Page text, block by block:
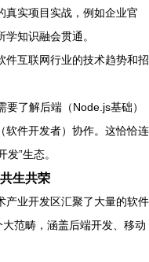
真实项目实战，例如企业官
知识融会贯通。
件互联网行业的技术趋势和招
要了解后端（Node.js基础）
软件开发者）协作。这恰恰连
”生态。
生共荣
产业开发区汇聚了大量的软件
范畴，涵盖后端开发、移动